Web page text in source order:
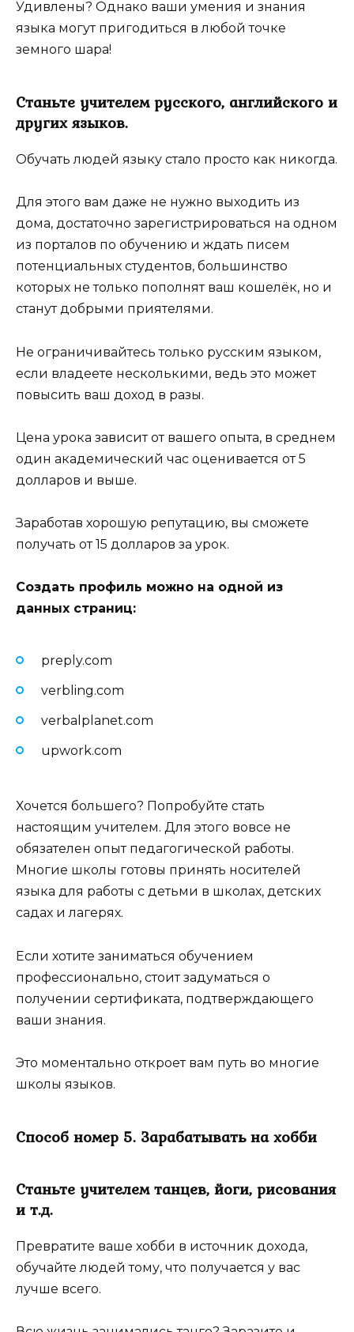
Удивлены? Однако ваши умения и знания
языка могут пригодиться в любой точке
земного шара!
Станьте учителем русского, английского и
других языков.
Обучать людей языку стало просто как никогда.
Для этого вам даже не нужно выходить из
дома, достаточно зарегистрироваться на одном
из порталов по обучению и ждать писем
потенциальных студентов, большинство
которых не только пополнят ваш кошелёк, но и
станут добрыми приятелями.
Не ограничивайтесь только русским языком,
если владеете несколькими, ведь это может
повысить ваш доход в разы.
Цена урока зависит от вашего опыта, в среднем
один академический час оценивается от 5
долларов и выше.
Заработав хорошую репутацию, вы сможете
получать от 15 долларов за урок.
Создать профиль можно на одной из
данных страниц:
preply.com
verbling.com
verbalplanet.com
upwork.com
Хочется большего? Попробуйте стать
настоящим учителем. Для этого вовсе не
обязателен опыт педагогической работы.
Многие школы готовы принять носителей
языка для работы с детьми в школах, детских
садах и лагерях.
Если хотите заниматься обучением
профессионально, стоит задуматься о
получении сертификата, подтверждающего
ваши знания.
Это моментально откроет вам путь во многие
школы языков.
Способ номер 5. Зарабатывать на хобби
Станьте учителем танцев, йоги, рисования
и т.д.
Превратите ваше хобби в источник дохода,
обучайте людей тому, что получается у вас
лучше всего.